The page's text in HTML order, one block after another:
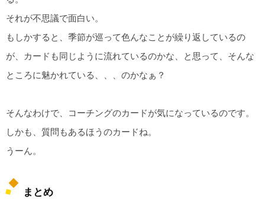
それが不思議で面白い。
もしかすると、季節が巡って色んなことが繰り返しているの
が、カードも同じように流れているのかな、と思って、そんな
ところに魅かれている、、、のかなぁ？
そんなわけで、コーチングのカードが気になっているのです。
しかも、質問もあるほうのカードね。
うーん。
まとめ